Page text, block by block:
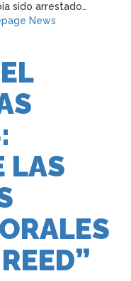
sido arrestado…
News
LAS